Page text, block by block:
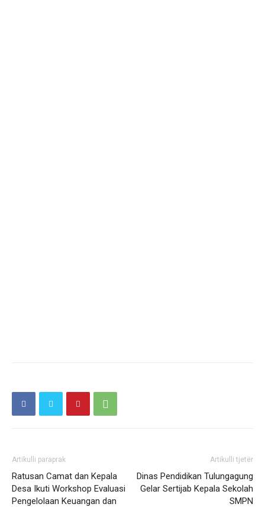
Artikulli paraprak
Ratusan Camat dan Kepala
Desa Ikuti Workshop Evaluasi
Pengelolaan Keuangan dan
Artikulli tjetër
Dinas Pendidikan Tulungagung
Gelar Sertijab Kepala Sekolah
SMPN